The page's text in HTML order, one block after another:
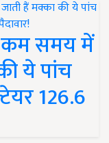
कम समय में
ये पांच
126.6